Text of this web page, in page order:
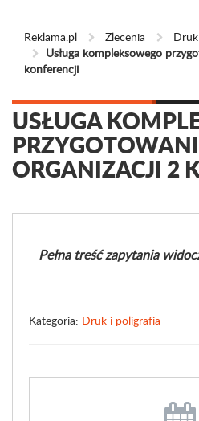
Reklama.pl Zlecenia
Usługa kompleksowego
konferencji
USŁUGA
ORGANIZACJI 2
Pełna treść zapytania
Kategoria: Druk i poligrafia